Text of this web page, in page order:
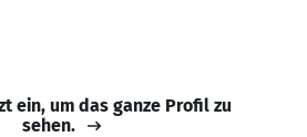
ein, um das ganze Profil zu
sehen.